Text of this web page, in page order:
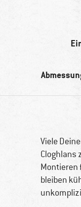
Viele
Cloghlans
Montieren
bleiben